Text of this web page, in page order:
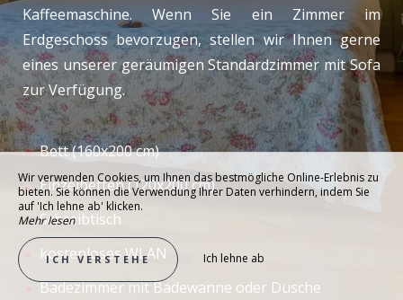
Kaffeemaschine. Wenn Sie ein Zimmer im
Erdgeschoss bevorzugen, stellen wir Ihnen gerne
eines unserer geräumigen Standardzimmer mit Sofa
zur Verfügung.
Bett (160x200 cm)
Einzelbetten (120x200 cm)
Schreibtisch
kostenloses WLAN
Badezimmer mit Badewanne oder Dusche
Wir verwenden Cookies, um Ihnen das bestmögliche Online-Erlebnis zu
bieten. Sie können die Verwendung Ihrer Daten verhindern, indem Sie
auf 'Ich lehne ab' klicken.
Mehr lesen
ICH VERSTEHE Ich lehne ab